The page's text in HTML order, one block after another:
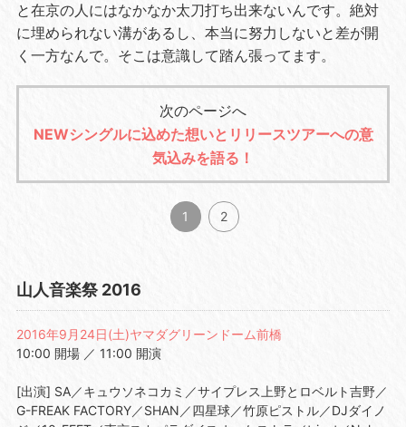
と在京の人にはなかなか太刀打ち出来ないんです。絶対
に埋められない溝があるし、本当に努力しないと差が開
く一方なんで。そこは意識して踏ん張ってます。
次のページへ
NEWシングルに込めた想いとリリースツアーへの意
気込みを語る！
1 2
山人音楽祭 2016
2016年9月24日(土)ヤマダグリーンドーム前橋
10:00 開場 ／ 11:00 開演
[出演] SA／キュウソネコカミ／サイプレス上野とロベルト吉野／
G-FREAK FACTORY／SHAN／四星球／竹原ピストル／DJダイノ